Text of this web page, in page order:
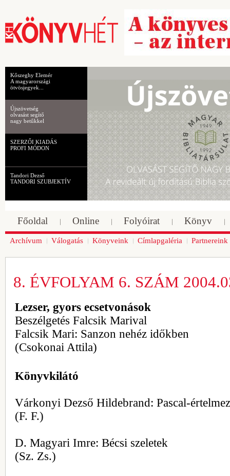
Kőszeghy Elemér
A magyarországi
ötvösjegyek...
Újszövetség
olvasást segítő
nagy betűkkel
SZERZŐI KIADÁS
PROFI MÓDON
Tandori Dezső
TANDORI SZUBJEKTÍV
Főoldal Online Folyóirat Könyv
Archívum Válogatás Könyveink Címlapgaléria Partnereink
8. ÉVFOLYAM 6. SZÁM
Lezser, gyors ecsetvonások
Beszélgetés Falcsik Marival
Falcsik Mari: Sanzon nehéz időkben
(Csokonai Attila)
Könyvkilátó
Várkonyi Dezső Hildebrand: Pascal-
(F. F.)
D. Magyari Imre: Bécsi szeletek
(Sz. Zs.)